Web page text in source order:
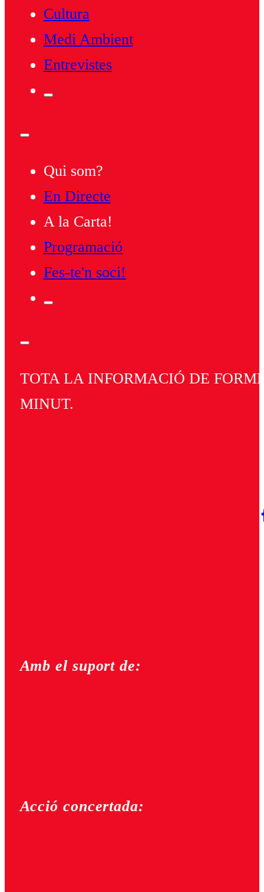
Cultura
Medi Ambient
Entrevistes
Qui som?
En Directe
A la Carta!
Programació
Fes-te'n soci!
TOTA LA INFORMACIÓ DE
MINUT.
Amb el suport de:
Acció concertada: